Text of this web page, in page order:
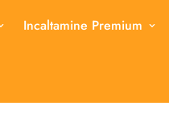
Incaltamine Premium